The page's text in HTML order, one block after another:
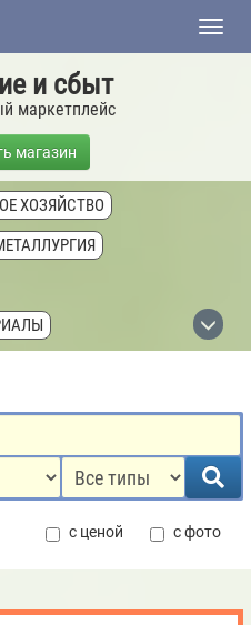
и сбыт
маркетплейс
магазин
ХОЗЯЙСТВО
с ценой с фото